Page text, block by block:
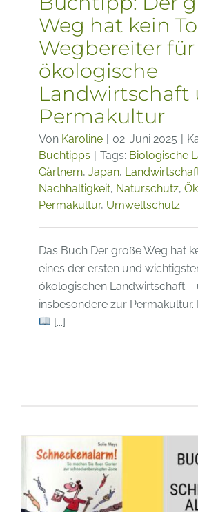
Weg hat kein
Wegbereiter für
ökologische
Landwirtschaft
Permakultur
Von Karoline | 02. Juni 2025 |
Buchtipps | Tags: Biologische
Gärtnern, Japan,
Nachhaltigkeit, Naturschutz,
Permakultur, Umweltschutz
Das Buch Der große Weg hat
eines der ersten und
ökologischen Landwirtschaft –
insbesondere zur Permakultur.
[...]